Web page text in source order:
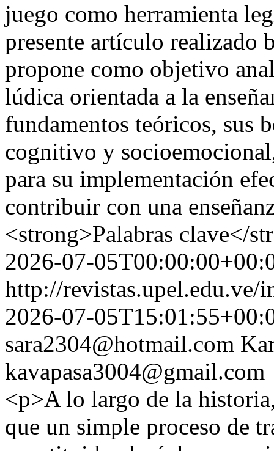
juego como herramienta
presente artículo realizado
propone como objetivo
lúdica orientada a la
fundamentos teóricos, sus
cognitivo y
para su implementación
contribuir con una
<strong>Palabras clave</
2026-07-
http://
2026-07-
sara2304@hotmail.com
kavapasa3004@gmail.com
<p>A lo largo de la
que un simple proceso de